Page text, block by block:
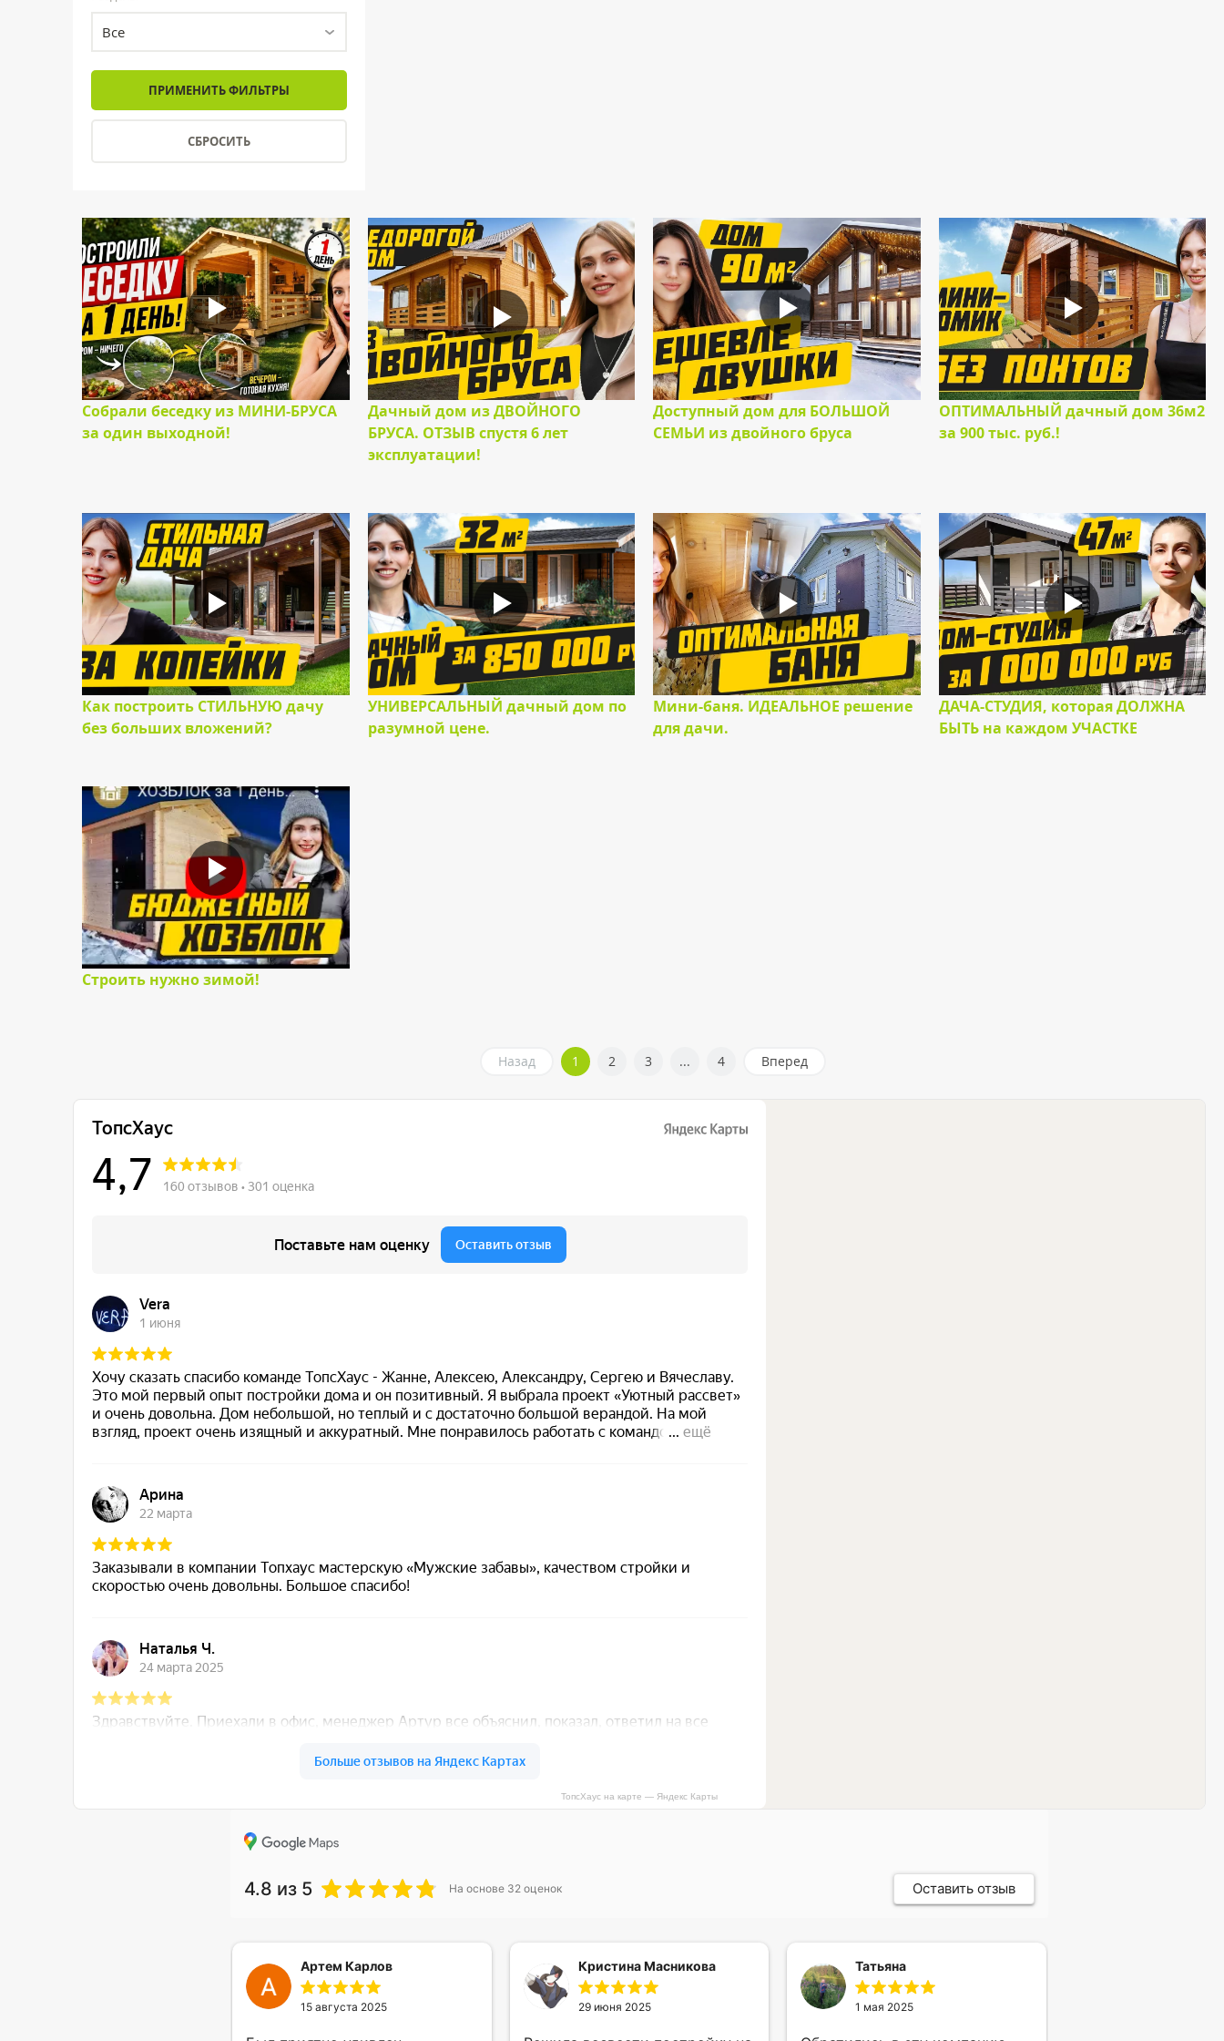
Все
СБРОСИТЬ
Собрали беседку из МИНИ-БРУСА
за один выходной!
Дачный дом из ДВОЙНОГО
БРУСА. ОТЗЫВ спустя 6 лет
эксплуатации!
Доступный дом для БОЛЬШОЙ
СЕМЬИ из двойного бруса
ОПТИМАЛЬНЫЙ дачный дом 36м2
за 900 тыс. руб.!
Как построить СТИЛЬНУЮ дачу
без больших вложений?
УНИВЕРСАЛЬНЫЙ дачный дом по
разумной цене.
Мини-баня. ИДЕАЛЬНОЕ решение
для дачи.
ДАЧА-СТУДИЯ, которая ДОЛЖНА
БЫТЬ на каждом УЧАСТКЕ
Строить нужно зимой!
Назад 1 2 3 ... 4 Вперед
ТопсХаус на карте — Яндекс Карты
4.8 из 5 На основе 32оценок Оставить отзыв
Артем Карлов
15 августа 2025
Кристина Масникова
29 июня 2025
Татьяна
1 мая 2025